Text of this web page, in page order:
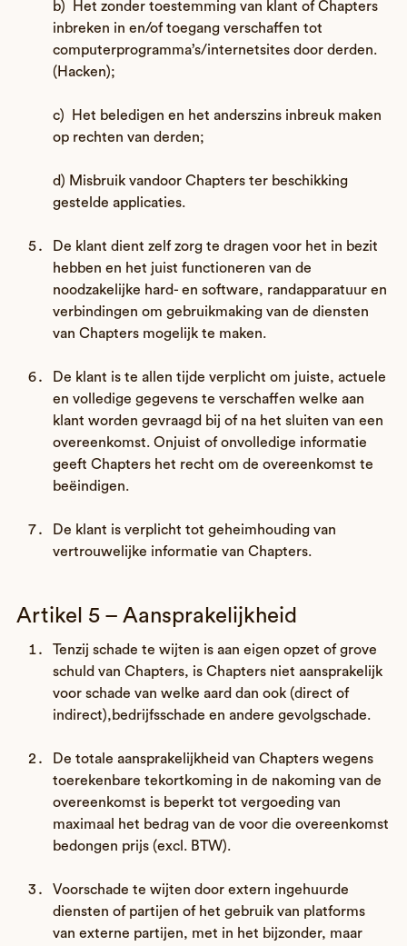
b) Het zonder toestemming van klant of Chapters
inbreken in en/of toegang verschaffen tot
computerprogramma’s/internetsites door derden.
(Hacken);
c) Het beledigen en het anderszins inbreuk maken
op rechten van derden;
d) Misbruik vandoor Chapters ter beschikking
gestelde applicaties.
De klant dient zelf zorg te dragen voor het in bezit
hebben en het juist functioneren van de
noodzakelijke hard- en software, randapparatuur en
verbindingen om gebruikmaking van de diensten
van Chapters mogelijk te maken.
De klant is te allen tijde verplicht om juiste, actuele
en volledige gegevens te verschaffen welke aan
klant worden gevraagd bij of na het sluiten van een
overeenkomst. Onjuist of onvolledige informatie
geeft Chapters het recht om de overeenkomst te
beëindigen.
De klant is verplicht tot geheimhouding van
vertrouwelijke informatie van Chapters.
Artikel 5 – Aansprakelijkheid
Tenzij schade te wijten is aan eigen opzet of grove
schuld van Chapters, is Chapters niet aansprakelijk
voor schade van welke aard dan ook (direct of
indirect),bedrijfsschade en andere gevolgschade.
De totale aansprakelijkheid van Chapters wegens
toerekenbare tekortkoming in de nakoming van de
overeenkomst is beperkt tot vergoeding van
maximaal het bedrag van de voor die overeenkomst
bedongen prijs (excl. BTW).
Voorschade te wijten door extern ingehuurde
diensten of partijen of het gebruik van platforms
van externe partijen, met in het bijzonder, maar